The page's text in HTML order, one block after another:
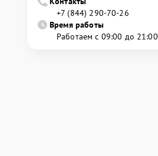
+7 (844) 290-70-26
Время работы
Работаем с 09:00 до 21:00